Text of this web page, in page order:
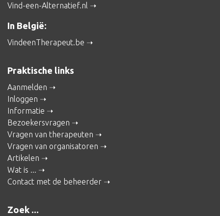
Vind-een-Alternatief.nl
In België:
VindeenTherapeut.be
Praktische links
Aanmelden
Inloggen
Informatie
Bezoekersvragen
Vragen van therapeuten
Vragen van organisatoren
Artikelen
Wat is ...
Contact met de beheerder
Zoek ...